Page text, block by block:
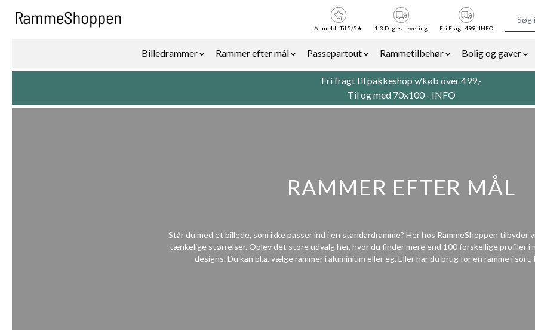
Billedrammer
Rammer efter mål
Passepartout
Rammetilbehør
Bolig og gaver
Anmeldt Til 5/5★ 1-3 Dages Levering Fri Fragt 499,- INFO
Fri fragt til pakkeshop v/køb over 499,-
Til og med 70x100 - INFO
RAMMER EFTER MÅL
Står du med et billede, som ikke passer ind i en standardramme? Her hos RammeShoppen tilbyder
tænkelige størrelser. Oplev det store udvalg her, hvor du finder mere end 100 forskellige profiler i
designs. Du kan bl.a. vælge rammer ialuminium eller eg. Eller har du brug for en ramme i sort,